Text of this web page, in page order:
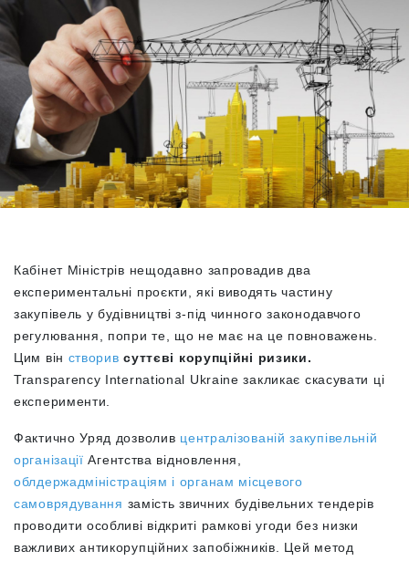
Кабінет Міністрів нещодавно запровадив два
експериментальні проєкти, які виводять частину
закупівель у будівництві з-під чинного законодавчого
регулювання, попри те, що не має на це повноважень.
Цим він створивсуттєві корупційні ризики.
Transparency International Ukraine закликає скасувати ці
експерименти.
Фактично Уряд дозволив централізованій закупівельній
організації Агентства відновлення,
облдержадміністраціям і органам місцевого
самоврядування замість звичних будівельних тендерів
проводити особливі відкриті рамкові угоди без низки
важливих антикорупційних запобіжників. Цей метод